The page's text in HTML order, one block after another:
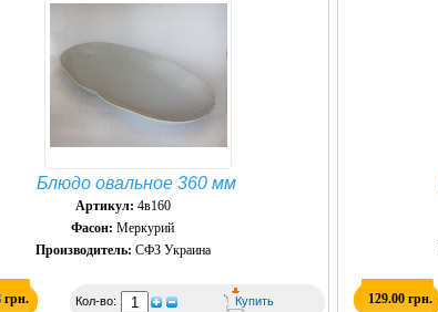
Блюдо овальное 360 мм
Артикул: 4в160
Фасон: Меркурий
Производитель: СФЗ Украина
грн. Кол-во: 129.00 грн.